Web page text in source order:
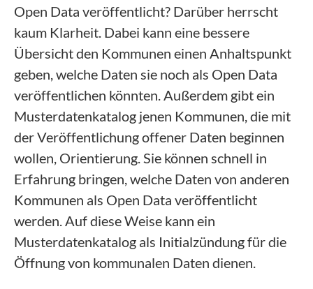
Open Data veröffentlicht? Darüber herrscht
kaum Klarheit. Dabei kann eine bessere
Übersicht den Kommunen einen Anhaltspunkt
geben, welche Daten sie noch als Open Data
veröffentlichen könnten. Außerdem gibt ein
Musterdatenkatalog jenen Kommunen, die mit
der Veröffentlichung offener Daten beginnen
wollen, Orientierung. Sie können schnell in
Erfahrung bringen, welche Daten von anderen
Kommunen als Open Data veröffentlicht
werden. Auf diese Weise kann ein
Musterdatenkatalog als Initialzündung für die
Öffnung von kommunalen Daten dienen.